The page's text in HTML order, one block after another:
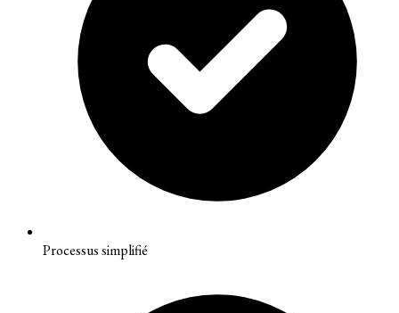
Processus simplifié